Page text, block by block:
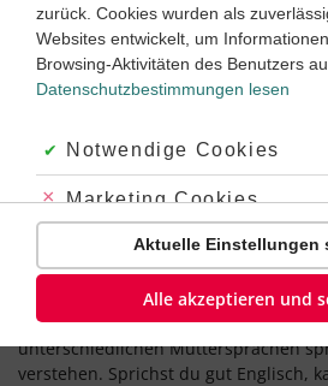
Englisch lernen mit Duden
Englisch online lernen – so
Englisch-Nachhilfe online: Materialien
Englisch lernen mit Duden Learnattack
Für das Fach Englisch zu lernen heißt
Schulnoten zu verbessern, sondern
Englisch ist die Sprache, die fast
So kannst du mit Menschen aus
unterschiedlichen Muttersprachen
verstehen. Sprichst du gut Englisch,
zurück. Cookies wurden als
Websites entwickelt, um
Browsing-Aktivitäten des Benutzers
Datenschutzbestimmungen lesen
Akzeptiert:
Notwendige Cookies
Abgelehnt:
Marketing Cookies
Abgelehnt:
Personalisierungs-
Aktuelle Einstellungen
Alle akzeptieren und